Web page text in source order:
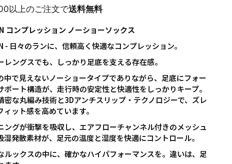
以上のご注文で送料無料
コンプレッション ノーショーソックス
- 日々のランに、信頼高く快適なコンプレッション。
レングスでも、しっかり足底を支える存在感。
中で見えないノーショータイプでありながら、足底にフォー
ポート構造が、走行時の安定性と快適性をしっかりキープ。
密な丸編み技術と3Dアンチスリップ・テクノロジーで、ズレ
ィット感を高めています。
ングが衝撃を吸収し、エアフローチャンネル付きのメッシュ
湿発散素材が、足元の温度と湿度を快適にコントロール。
ルックスの中に、確かなハイパフォーマンスを。違いは、足